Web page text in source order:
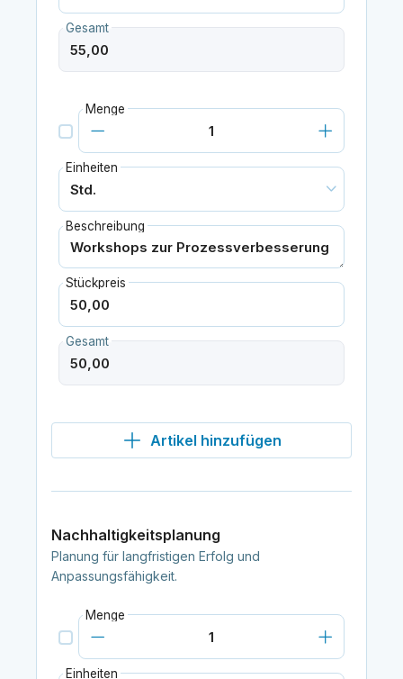
Gesamt
Menge
Einheiten
Beschreibung
Stückpreis
Gesamt
Artikel hinzufügen
Nachhaltigkeitsplanung
Planung für langfristigen Erfolg und
Anpassungsfähigkeit.
Menge
Einheiten